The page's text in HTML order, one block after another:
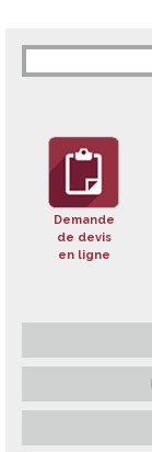
Objet
de
Demande
de devis
en ligne